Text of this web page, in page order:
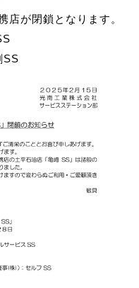
店が閉鎖となります。
SS